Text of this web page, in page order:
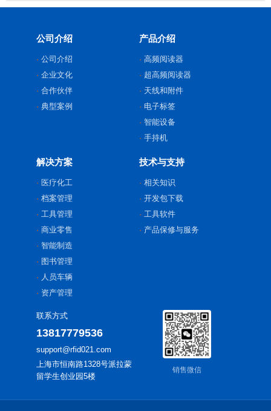
公司介绍
公司介绍
企业文化
合作伙伴
典型案例
产品介绍
高频阅读器
超高频阅读器
天线和附件
电子标签
智能设备
手持机
解决方案
医疗化工
档案管理
工具管理
商业零售
智能制造
图书管理
人员车辆
资产管理
技术与支持
相关知识
开发包下载
工具软件
产品保修与服务
联系方式
13817779536
support@rfid021.com
上海市恒南路1328号派拉蒙
留学生创业园5楼
销售微信